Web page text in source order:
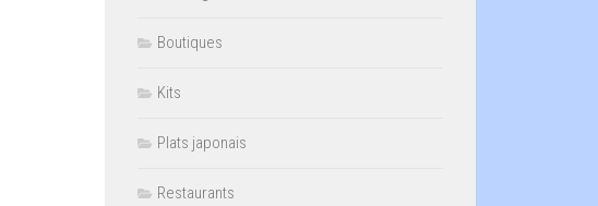
Boutiques
Kits
Plats japonais
Restaurants